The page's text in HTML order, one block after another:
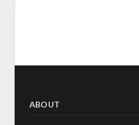
ABOUT